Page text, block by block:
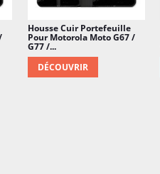
Housse Cuir Portefeuille
Pour Motorola Moto G67 /
G77 /...
DÉCOUVRIR